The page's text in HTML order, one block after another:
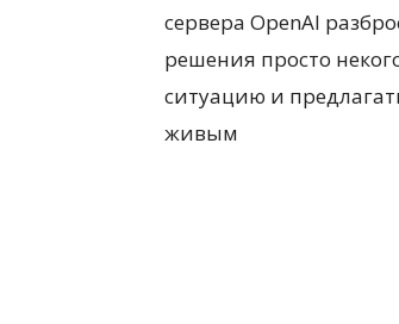
сервера OpenAI
решения просто
ситуацию и
живым